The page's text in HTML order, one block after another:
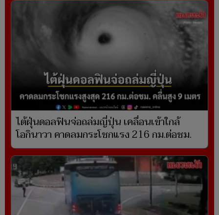
ไต้ฝุ่นดอลฟินจ่อถล่มญี่ปุ่น เคลื่อนเข้าใกล้
โอกินาวา คาดลมกระโชกแรง 216 กม.ต่อชม.